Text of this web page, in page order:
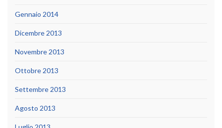
Gennaio 2014
Dicembre 2013
Novembre 2013
Ottobre 2013
Settembre 2013
Agosto 2013